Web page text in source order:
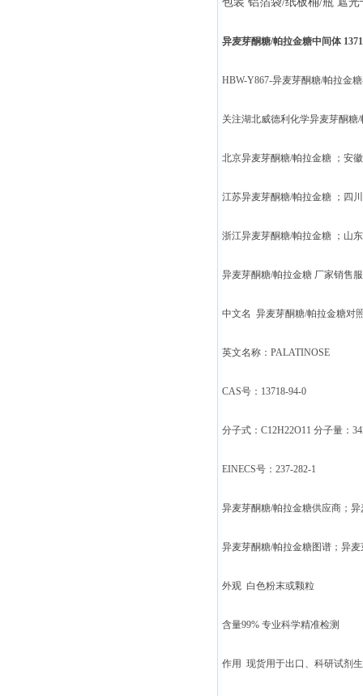
异麦芽酮糖/帕拉金糖中间体
HBW-Y867-异麦芽酮糖/帕拉金
关注湖北威德利化学异麦芽酮
北京异麦芽酮糖/帕拉金糖 ；安
江苏异麦芽酮糖/帕拉金糖 ；四
浙江异麦芽酮糖/帕拉金糖 ；山
异麦芽酮糖/帕拉金糖 厂家销售
中文名 异麦芽酮糖/帕拉
英文名称：PALATINOSE
CAS号：13718-94-0
分子式：C12H22O11 分子量：
EINECS号：237-282-1
异麦芽酮糖/帕拉金糖供应商；
异麦芽酮糖/帕拉金糖图谱；异
外观 白色粉末或颗粒
含量99% 专业科学精准检测
作用 现货用于出口、科研试剂